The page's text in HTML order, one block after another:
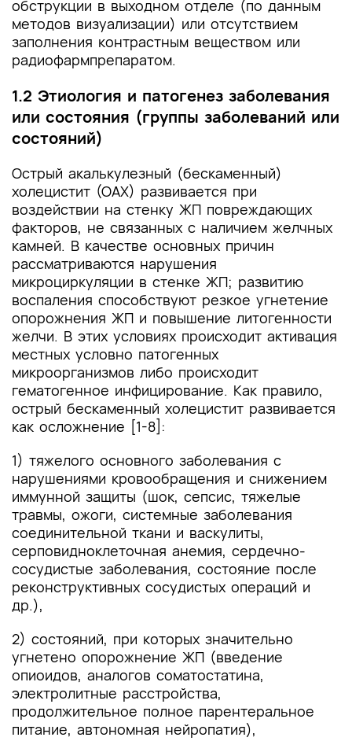
обструкции в выходном отделе (по данным
методов визуализации) или отсутствием
заполнения контрастным веществом или
радиофармпрепаратом.
1.2 Этиология и патогенез заболевания
или состояния (группы заболеваний или
состояний)
Острый акалькулезный (бескаменный)
холецистит (ОАХ) развивается при
воздействии на стенку ЖП повреждающих
факторов, не связанных с наличием желчных
камней. В качестве основных причин
рассматриваются нарушения
микроциркуляции в стенке ЖП; развитию
воспаления способствуют резкое угнетение
опорожнения ЖП и повышение литогенности
желчи. В этих условиях происходит активация
местных условно патогенных
микроорганизмов либо происходит
гематогенное инфицирование. Как правило,
острый бескаменный холецистит развивается
как осложнение [1-8]:
1) тяжелого основного заболевания с
нарушениями кровообращения и снижением
иммунной защиты (шок, сепсис, тяжелые
травмы, ожоги, системные заболевания
соединительной ткани и васкулиты,
серповидноклеточная анемия, сердечно-
сосудистые заболевания, состояние после
реконструктивных сосудистых операций и
др.),
2) состояний, при которых значительно
угнетено опорожнение ЖП (введение
опиоидов, аналогов соматостатина,
электролитные расстройства,
продолжительное полное парентеральное
питание, автономная нейропатия),